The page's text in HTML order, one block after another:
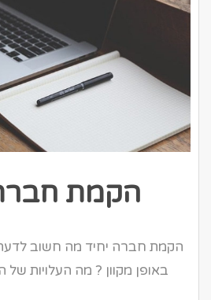
הקמת
הקמת חברה יחיד מה חשוב
באופן מקוון ? מה העלויות